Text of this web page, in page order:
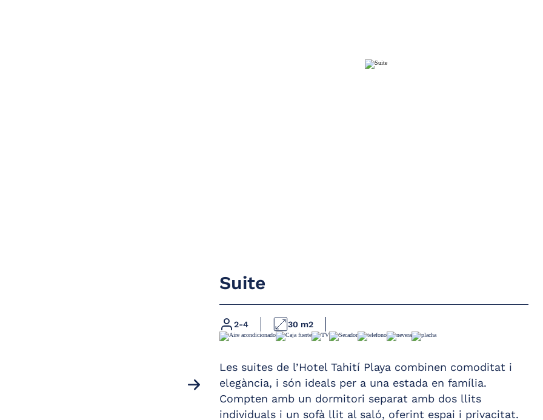
Suite
2-4 30 m2
Les suites de l’Hotel Tahití Playa combinen comoditat i
elegància, i són ideals per a una estada en família.
Compten amb un dormitori separat amb dos llits
individuals i un sofà llit al saló, oferint espai i privacitat.
Bany complet
Mirall d’augment
Terrassa moblada
les estances
Planxador
Aire condicionat /
Calefacció